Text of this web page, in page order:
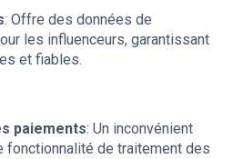
: Offre des données de
les influenceurs, garantissant
et fiables.
paiements: Un inconvénient
fonctionnalité de traitement des